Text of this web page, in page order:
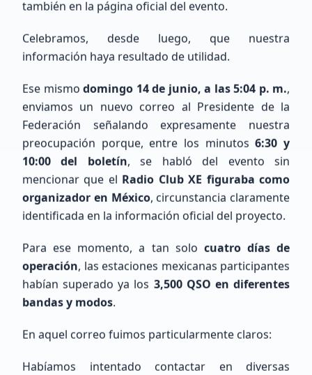
Últimos Registros
Eduardo Lopez
Sin Indicativo
Principiante (SWL / Aspirante)
también en la página oficial del evento.
Celebramos, desde luego, que nuestra
información haya resultado de utilidad.
Ese mismo domingo 14 de junio, a las 5:04 p. m.,
enviamos un nuevo correo al Presidente de la
Federación señalando expresamente nuestra
preocupación porque, entre los minutos6:30 y
10:00 del boletín, se habló del evento sin
mencionar que el Radio Club XE figuraba como
organizador en México, circunstancia claramente
identificada en la información oficial del proyecto.
Para ese momento, a tan solo cuatro días de
operación, las estaciones mexicanas participantes
habían superado ya los 3,500 QSO en diferentes
bandas y modos.
En aquel correo fuimos particularmente claros:
Habíamos intentado contactar en diversas